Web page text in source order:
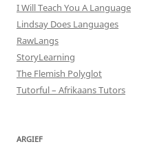
I Will Teach You A Language
Lindsay Does Languages
RawLangs
StoryLearning
The Flemish Polyglot
Tutorful – Afrikaans Tutors
ARGIEF